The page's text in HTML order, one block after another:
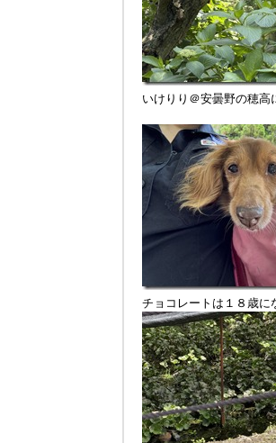
いけりり＠安曇野の穂高
チョコレートは１８歳に